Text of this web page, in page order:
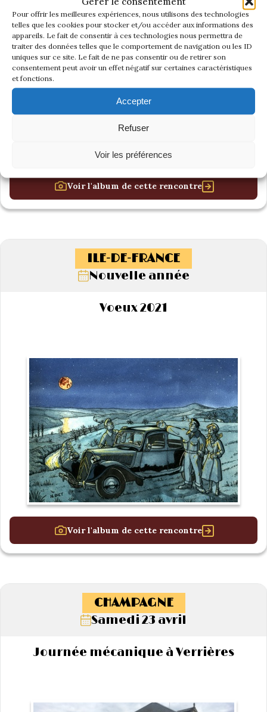
Pour offrir les meilleures expériences, nous utilisons des technologies
telles que les cookies pour stocker et/ou accéder aux informations des
appareils. Le fait de consentir à ces technologies nous permettra de
traiter des données telles que le comportement de navigation ou les ID
uniques sur ce site. Le fait de ne pas consentir ou de retirer son
consentement peut avoir un effet négatif sur certaines caractéristiques
et fonctions.
Accepter
Refuser
Voir les préférences
Voir l'album de cette rencontre
ILE-DE-FRANCE
Nouvelle année
Voeux 2021
Voir l'album de cette rencontre
CHAMPAGNE
Samedi 23 avril
Journée mécanique à Verrières